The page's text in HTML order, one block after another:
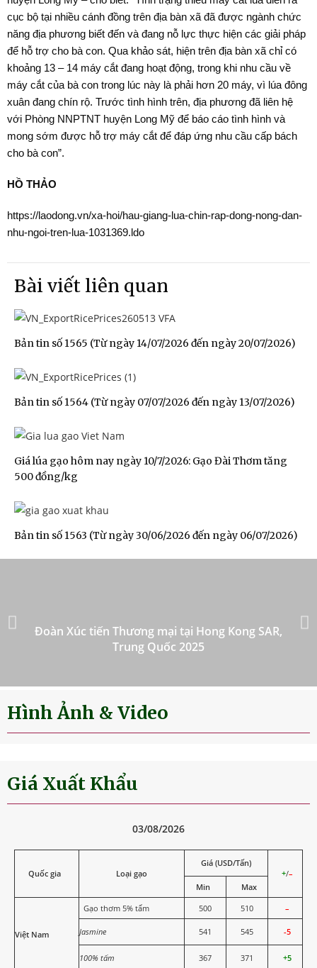
cục bộ tại nhiều cánh đồng trên địa bàn xã đã được ngành chức
năng địa phương biết đến và đang nỗ lực thực hiện các giải pháp
để hỗ trợ cho bà con. Qua khảo sát, hiện trên địa bàn xã chỉ có
khoảng 13 – 14 máy cắt đang hoạt động, trong khi nhu cầu về
máy cắt của bà con trong lúc này là phải hơn 20 máy, vì lúa đông
xuân đang chín rộ. Trước tình hình trên, địa phương đã liên hệ
với Phòng NNPTNT huyện Long Mỹ để báo cáo tình hình và
mong sớm được hỗ trợ máy cắt để đáp ứng nhu cầu cấp bách
cho bà con”.
HỒ THẢO
https://laodong.vn/xa-hoi/hau-giang-lua-chin-rap-dong-nong-dan-
nhu-ngoi-tren-lua-1031369.ldo
Bài viết liên quan
Bản tin số 1565 (Từ ngày 14/07/2026 đến ngày 20/07/2026)
Bản tin số 1564 (Từ ngày 07/07/2026 đến ngày 13/07/2026)
Giá lúa gạo hôm nay ngày 10/7/2026: Gạo Đài Thơm tăng
500 đồng/kg
Bản tin số 1563 (Từ ngày 30/06/2026 đến ngày 06/07/2026)
Đoàn Xúc tiến Thương mại tại Hong Kong SAR,
Trung Quốc 2025
Hình Ảnh & Video
Giá Xuất Khẩu
03/08/2026
Quốc gia Loại gạo
Giá (USD/Tấn)
+/–
Min
Max
Việt Nam
Gạo thơm 5% tấm 500 510 –
Jasmine 541 545 -5
100% tấm 367 371 +5